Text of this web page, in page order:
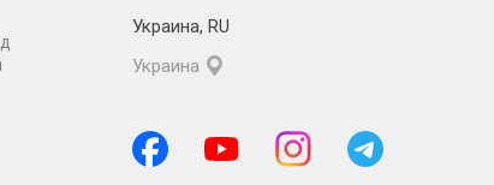
Украина, RU
Украина